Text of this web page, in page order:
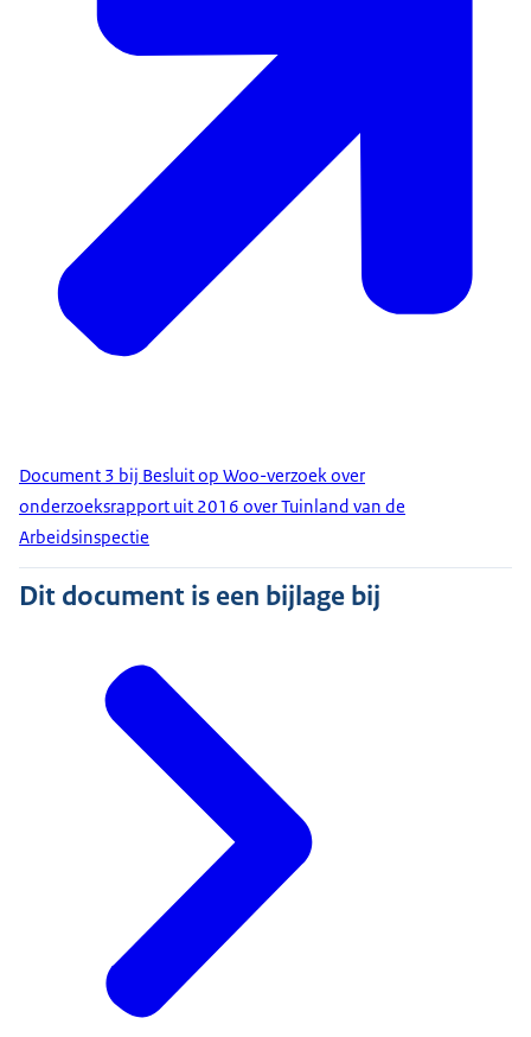
Document 3 bij Besluit op Woo-verzoek over
onderzoeksrapport uit 2016 over Tuinland van de
Arbeidsinspectie
Dit document is een bijlage bij